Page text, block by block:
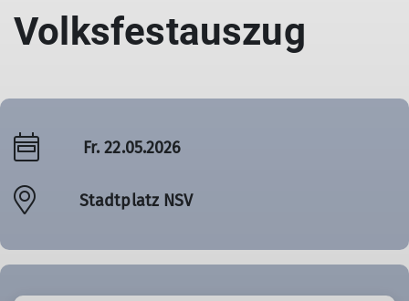
Volksfestauszug
Fr. 22.05.2026
Stadtplatz NSV